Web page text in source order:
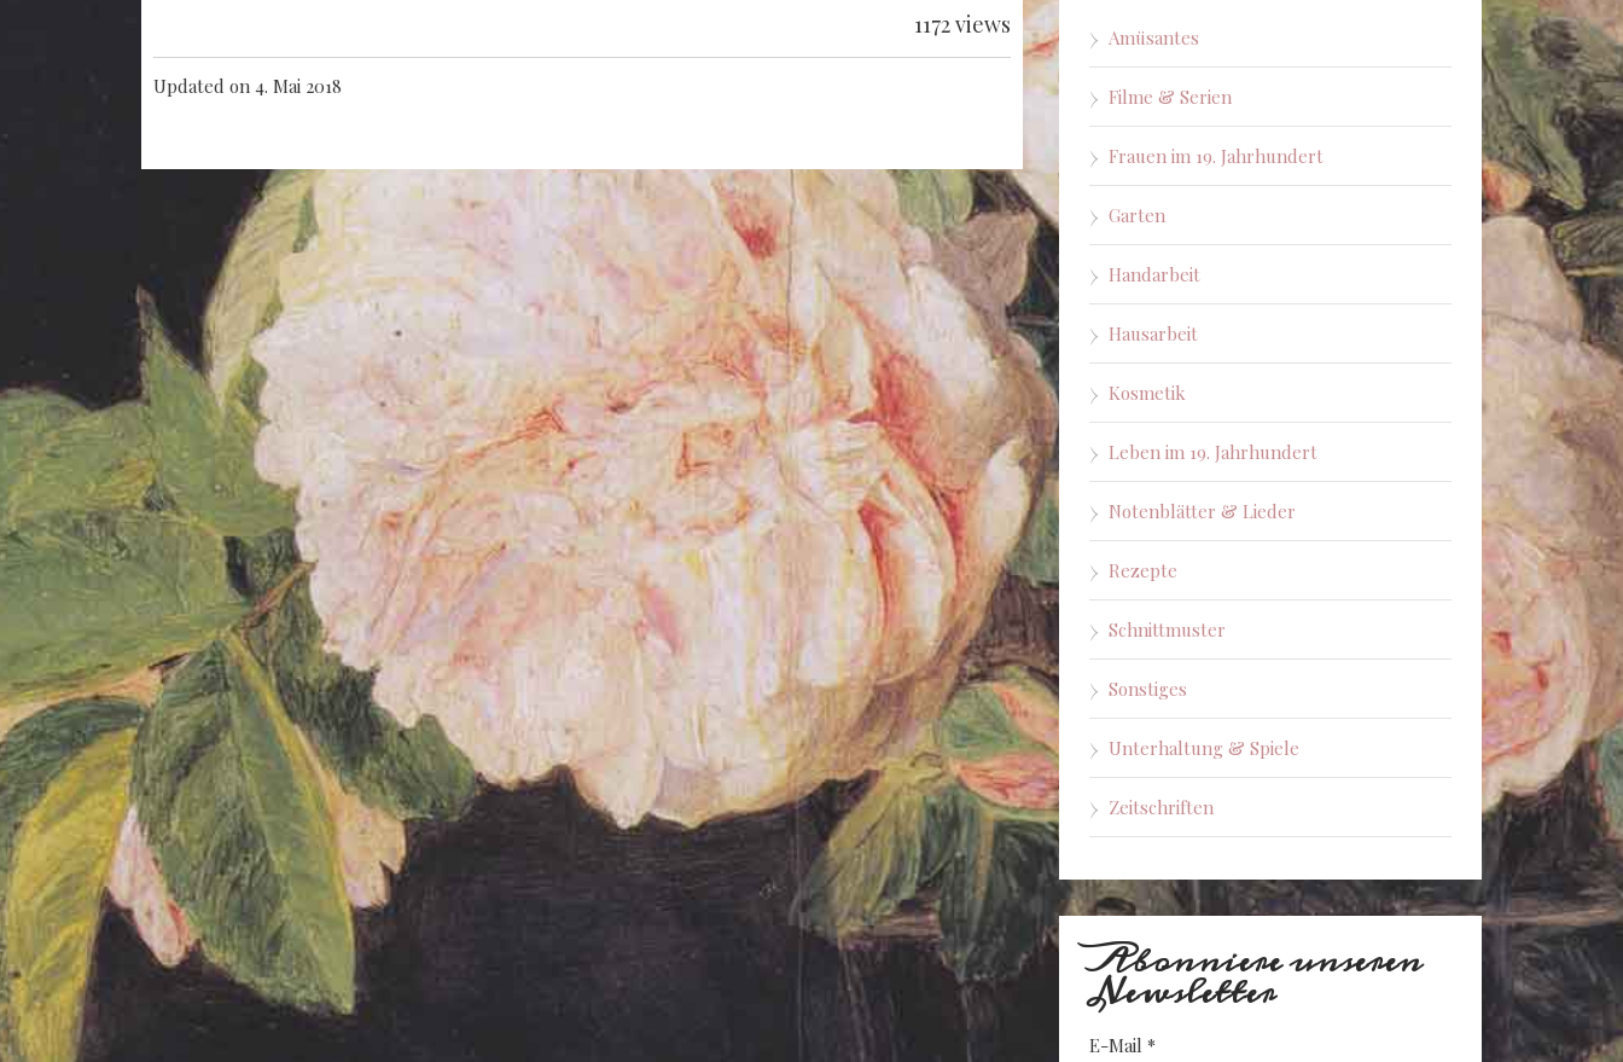
1172 views
Updated on 4. Mai 2018
Amüsantes
Filme & Serien
Frauen im 19. Jahrhundert
Garten
Handarbeit
Hausarbeit
Kosmetik
Leben im 19. Jahrhundert
Notenblätter & Lieder
Rezepte
Schnittmuster
Sonstiges
Unterhaltung & Spiele
Zeitschriften
Abonniere unseren
Newsletter
E-Mail *